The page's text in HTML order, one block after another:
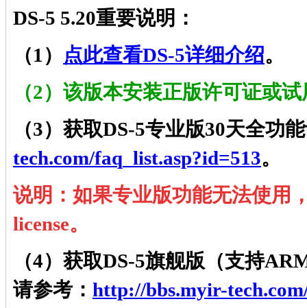
DS-5 5.20重要说明：
（1） 点此查看DS-5详细介绍。
（2）该版本安装正版许可证或
（3）获取DS-5专业版30天全功
tech.com/faq_list.asp?id=513。
说明： 如果专业版功能无法使用
license。
（4）获取DS-5旗舰版（支持
请参考： http://bbs.myir-